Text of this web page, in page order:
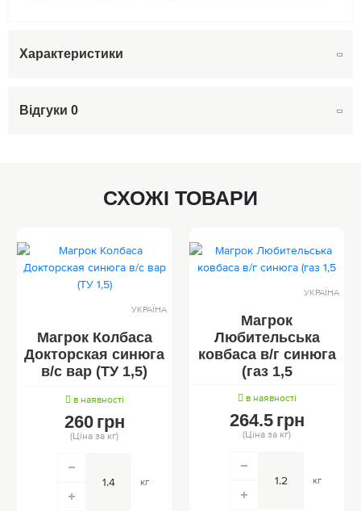
Характеристики
Відгуки 0
СХОЖІ ТОВАРИ
УКРАЇНА
Магрок Колбаса
Докторская синюга
в/с вар (ТУ 1,5)
в наявності
260 грн
(Ціна за кг)
кг
УКРАЇНА
Магрок
Любительська
ковбаса в/г синюга
(газ 1,5
в наявності
264.5 грн
(Ціна за кг)
кг